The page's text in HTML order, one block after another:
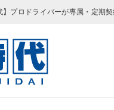
プロドライバーが専属・定期